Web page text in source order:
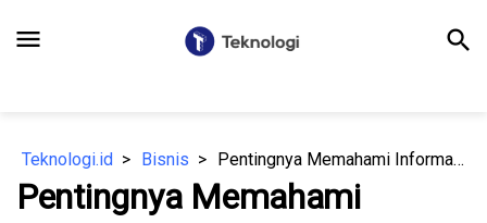
menu search
Teknologi.id Bisnis Pentingnya Memahami Informasi tentang Nama Domain
Pentingnya Memahami